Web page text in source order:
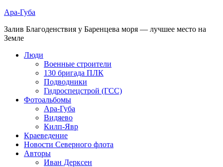
Ара-Губа
Залив Благоденствия у Баренцева моря — лучшее место на
Земле
Люди
Военные строители
130 бригада ПЛК
Подводники
Гидроспецстрой (ГСС)
Фотоальбомы
Ара-Губа
Видяево
Килп-Явр
Краеведение
Новости Северного флота
Авторы
Иван Дерксен